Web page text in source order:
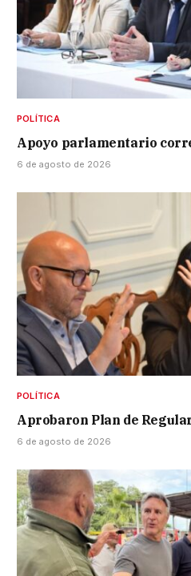
POLÍTICA
Apoyo parlamentario
6 de agosto de 2026
POLÍTICA
Aprobaron Plan de
6 de agosto de 2026